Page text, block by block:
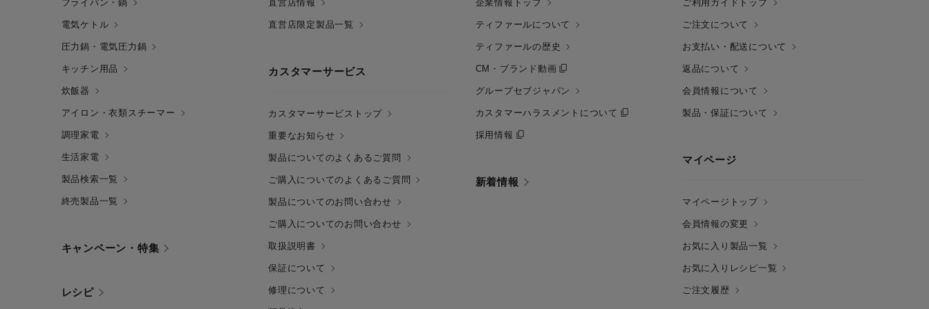
フライパン・鍋
電気ケトル
圧力鍋・電気圧力鍋
キッチン用品
炊飯器
アイロン・衣類スチーマー
調理家電
生活家電
製品検索一覧
終売製品一覧
キャンペーン・特集
レシピ
直営店情報
直営店限定製品一覧
カスタマーサービス
カスタマーサービストップ
重要なお知らせ
製品についてのよくあるご質問
ご購入についてのよくあるご質問
製品についてのお問い合わせ
ご購入についてのお問い合わせ
取扱説明書
保証について
修理について
企業情報トップ
ティファールについて
ティファールの歴史
CM・ブランド動画
グループセブジャパン
カスタマーハラスメントについて
採用情報
新着情報
ご利用ガイドトップ
ご注文について
お支払い・配送について
返品について
会員情報について
製品・保証について
マイページ
マイページトップ
会員情報の変更
お気に入り製品一覧
お気に入りレシピ一覧
ご注文履歴